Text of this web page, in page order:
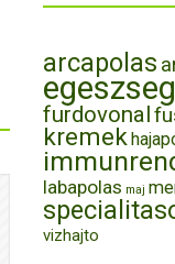
arcapolas
egeszseg
furdovonal
kremek
labapolas maj
vizhajto